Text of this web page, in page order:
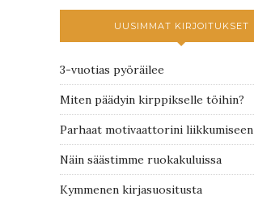
UUSIMMAT KIRJOITUKSET
3-vuotias pyöräilee
Miten päädyin kirppikselle töihin?
Parhaat motivaattorini liikkumiseen
Näin säästimme ruokakuluissa
Kymmenen kirjasuositusta